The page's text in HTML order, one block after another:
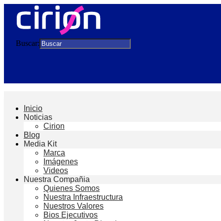
Buscar:
Inicio
Noticias
Cirion
Blog
Media Kit
Marca
Imágenes
Videos
Nuestra Compañia
Quienes Somos
Nuestra Infraestructura
Nuestros Valores
Bios Ejecutivos